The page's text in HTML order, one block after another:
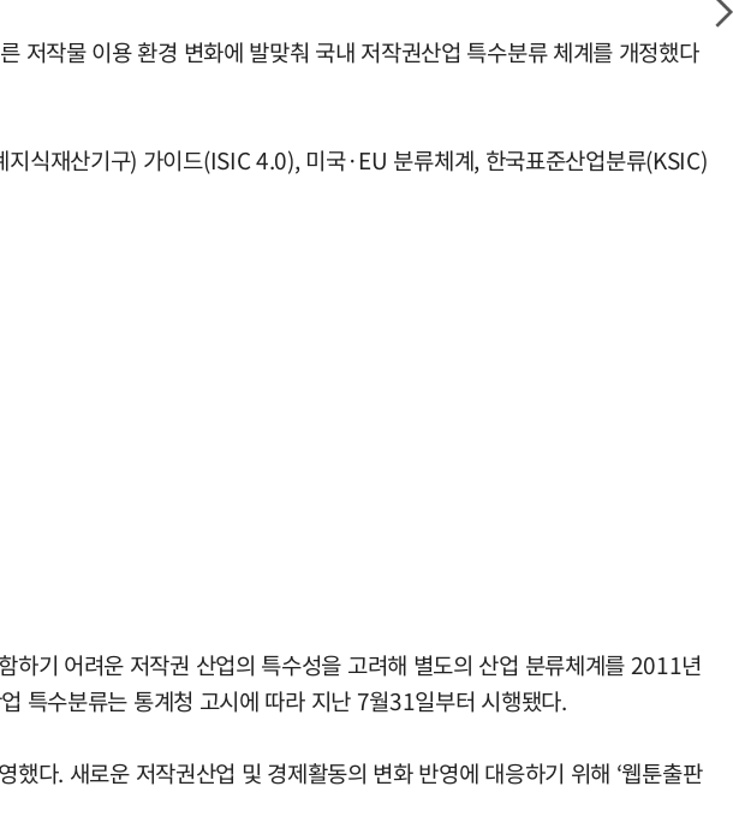
저작물 이용 환경 변화에 발맞춰 국내 저작권산업 특수분류 체계를 개정했다
식재산기구) 가이드(ISIC 4.0), 미국·EU 분류체계, 한국표준산업분류(KSIC)
기 어려운 저작권 산업의 특수성을 고려해 별도의 산업 분류체계를 2011년
특수분류는 통계청 고시에 따라 지난 7월31일부터 시행됐다.
다. 새로운 저작권산업 및 경제활동의 변화 반영에 대응하기 위해 ‘웹툰출판